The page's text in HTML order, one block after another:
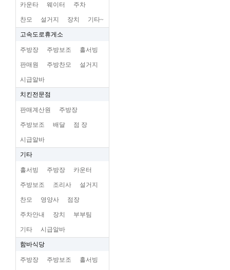
카운타 웨이터 주차
찬모 설거지 장치 기타~
고속도로휴게소
주방장 주방보조 홀서빙
판매원 주방찬모 설거지
시급알바
치킨전문점
판매계산원 주방장
주방보조 배달 점 장
시급알바
기타
홀서빙 주방장 카운터
주방보조 조리사 설거지
찬모 영양사 점장
주차안내 장치 부부팀
기타 시급알바
함바식당
주방장 주방보조 홀서빙